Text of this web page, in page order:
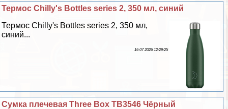
Термос Chilly's Bottles series 2, 350 мл, синий
Термос Chilly's Bottles series 2, 350 мл,
синий...
16 07 2026 12:29:25
Сумка плечевая Three Box TB3546 Чёрный